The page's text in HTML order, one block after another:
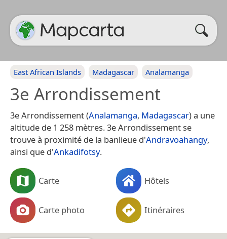
East African Islands Madagascar Analamanga
3e Arrondissement
3e Arrondissement (Analamanga, Madagascar) a une
altitude de 1 258 mètres. 3e Arrondissement se
trouve à proximité de la banlieue d'Andravoahangy,
ainsi que d'Ankadifotsy.
Carte Hôtels
Carte photo Itinéraires